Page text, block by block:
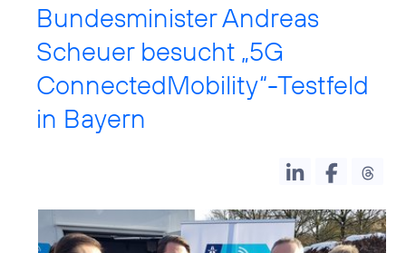
Bundesminister Andreas
Scheuer besucht „5G
ConnectedMobility“-Testfeld
in Bayern